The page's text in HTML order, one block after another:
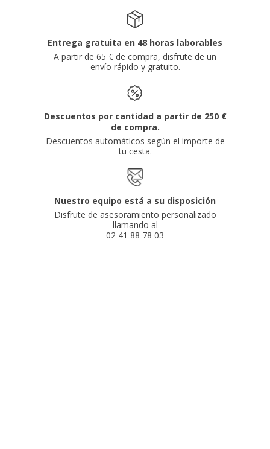
Entrega gratuita en 48 horas laborables
A partir de 65 € de compra, disfrute de un
envío rápido y gratuito.
Descuentos por cantidad a partir de 250 €
de compra.
Descuentos automáticos según el importe de
tu cesta.
Nuestro equipo está a su disposición
Disfrute de asesoramiento personalizado
llamando al
02 41 88 78 03